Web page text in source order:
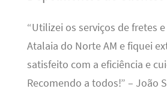
“Utilizei os serviços de fretes
Atalaia do Norte AM e fiquei
satisfeito com a eficiência e
Recomendo a todos!” – João